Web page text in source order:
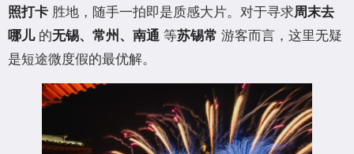
照打卡 胜地，随手一拍即是质感大片。对于寻求周末去
哪儿的无锡、常州、南通 等苏锡常 游客而言，这里无疑
是短途微度假的最优解。